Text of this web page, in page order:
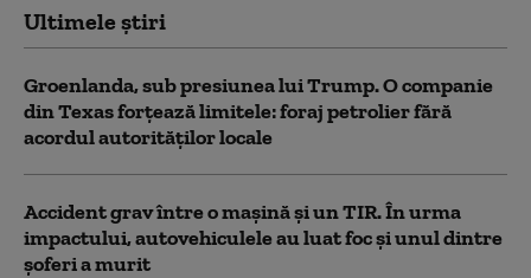
Ultimele știri
Groenlanda, sub presiunea lui Trump. O companie
din Texas forțează limitele: foraj petrolier fără
acordul autorităților locale
Accident grav între o mașină și un TIR. În urma
impactului, autovehiculele au luat foc și unul dintre
șoferi a murit